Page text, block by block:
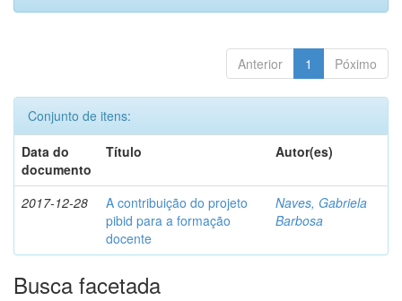
Anterior 1 Póximo
Conjunto de itens:
Data do
documento
Título Autor(es)
2017-12-28
A contribuição do projeto
pibid para a formação
docente
Naves, Gabriela
Barbosa
Busca facetada